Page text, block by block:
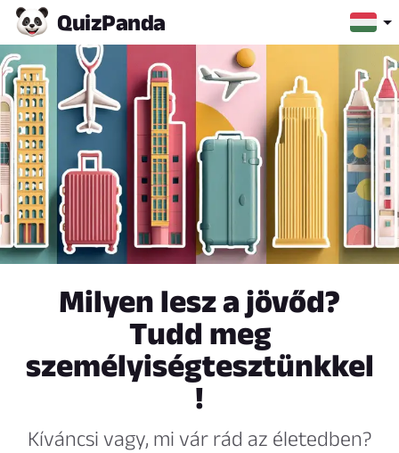
QuizPanda
Milyen lesz a jövőd?
Tudd meg
személyiségtesztünkkel
!
Kíváncsi vagy, mi vár rád az életedben?